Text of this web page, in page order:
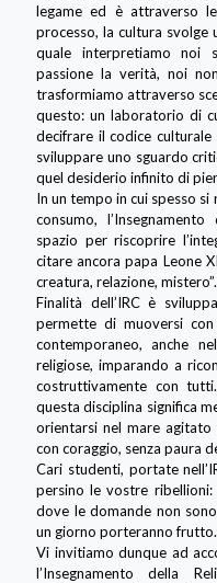
legame ed è attraverso
processo, la cultura svolge
quale interpretiamo noi
passione la verità, noi
trasformiamo attraverso
questo: un laboratorio di
decifrare il codice
sviluppare uno sguardo
quel desiderio infinito di
In un tempo in cui spesso
consumo,
spazio per riscoprire
citare ancora papa Leone
creatura, relazione, mistero”.
Finalità dell’IRC è
permette di muoversi
contemporaneo, anche
religiose, imparando a
costruttivamente con
questa disciplina significa
orientarsi nel mare agitato
con coraggio, senza paura
Cari studenti, portate
persino le vostre
dove le domande non
un giorno porteranno frutto.
Vi invitiamo dunque ad
l’Insegnamento della